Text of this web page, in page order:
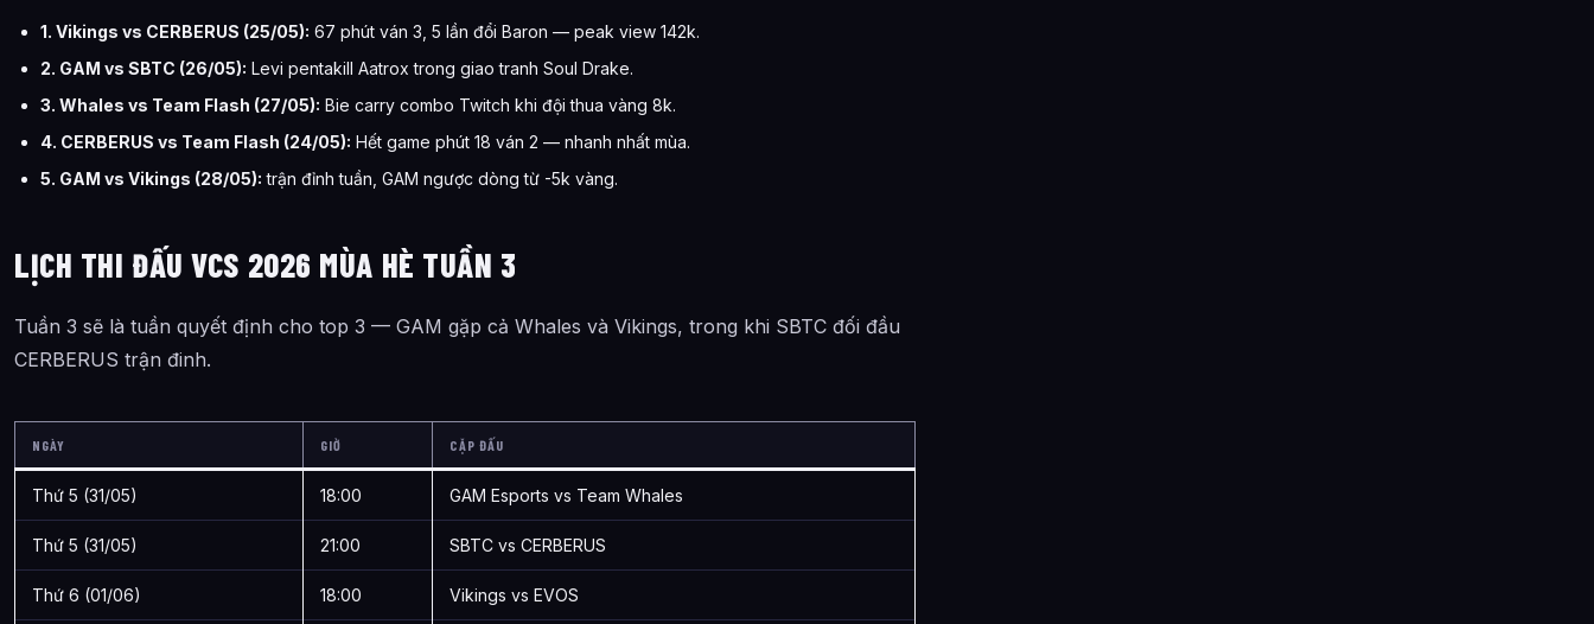
1. Vikings vs CERBERUS (25/05): 67 phút ván 3, 5 lần đổi Baron — peak view 142k.
2. GAM vs SBTC (26/05): Levi pentakill Aatrox trong giao tranh Soul Drake.
3. Whales vs Team Flash (27/05): Bie carry combo Twitch khi đội thua vàng 8k.
4. CERBERUS vs Team Flash (24/05): Hết game phút 18 ván 2 — nhanh nhất mùa.
5. GAM vs Vikings (28/05): trận đỉnh tuần, GAM ngược dòng từ -5k vàng.
LỊCH THI ĐẤU VCS 2026 MÙA HÈ TUẦN 3
Tuần 3 sẽ là tuần quyết định cho top 3 — GAM gặp cả Whales và Vikings, trong khi SBTC đối đầu
CERBERUS trận đinh.
NGÀY GIỜ CẶP ĐẤU
Thứ 5 (31/05) 18:00 GAM Esports vs Team Whales
Thứ 5 (31/05) 21:00 SBTC vs CERBERUS
Thứ 6 (01/06) 18:00 Vikings vs EVOS